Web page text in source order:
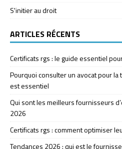
S'initier au droit
ARTICLES RÉCENTS
Certificats rgs : le guide essentiel
Pourquoi consulter un avocat pour
est essentiel
Qui sont les meilleurs fournisseurs
2026
Certificats rgs : comment optimiser
Tendances 2026 : qui est le